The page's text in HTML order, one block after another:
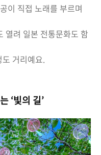
이 직접 노래를 부르며
열려 일본 전통문화도 함
거리예요.
‘빛의 길’